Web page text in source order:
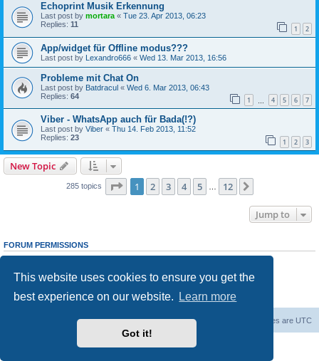
This website uses cookies to ensure you get the
best experience on our website.
Learn more
Got it!
Echoprint Musik Erkennung
Last post by mortara « Tue 23. Apr 2013, 06:23
Replies: 11 1 2
App/widget für Offline modus???
Last post by Lexandro666 « Wed 13. Mar 2013, 16:56
Probleme mit Chat On
Last post by Batdracul « Wed 6. Mar 2013, 06:43
Replies: 64 1 4 5 6 7
Viber - WhatsApp auch für Bada(!?)
Last post by Viber « Thu 14. Feb 2013, 11:52
Replies: 23 1 2 3
New Topic
285 topics Page 1of 12
1 2 3 4 5 12
Jump to
FORUM PERMISSIONS
Youcannotpost new topics in this forum
cannotedit your posts in this forum
Youcannotpost attachments in this forum
Board index All times are UTC
Delete cookies
Contact us
Powered by
® Forum Software © phpBB Limited